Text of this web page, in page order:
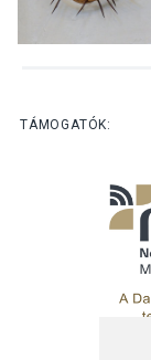
TÁMOGATÓK: